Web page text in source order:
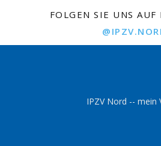
FOLGEN SIE UNS AUF
IPZV Nord -- mein